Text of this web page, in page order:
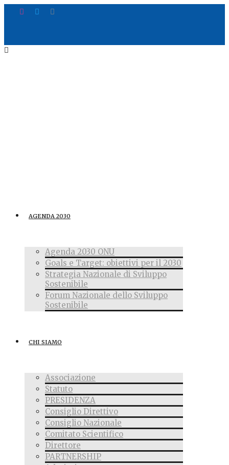
AGENDA 2030
Agenda 2030 ONU
Goals e Target: obiettivi per il 2030
Strategia Nazionale di Sviluppo
Sostenibile
Forum Nazionale dello Sviluppo
Sostenibile
CHI SIAMO
Associazione
Statuto
PRESIDENZA
Consiglio Direttivo
Consiglio Nazionale
Comitato Scientifico
Direttore
PARTNERSHIP